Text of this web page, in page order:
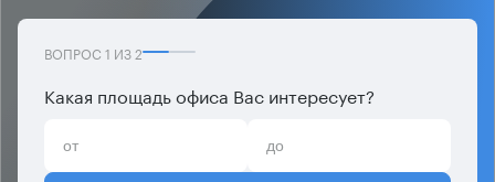
ВОПРОС 1 ИЗ2
Какая площадь офиса Вас интересует?